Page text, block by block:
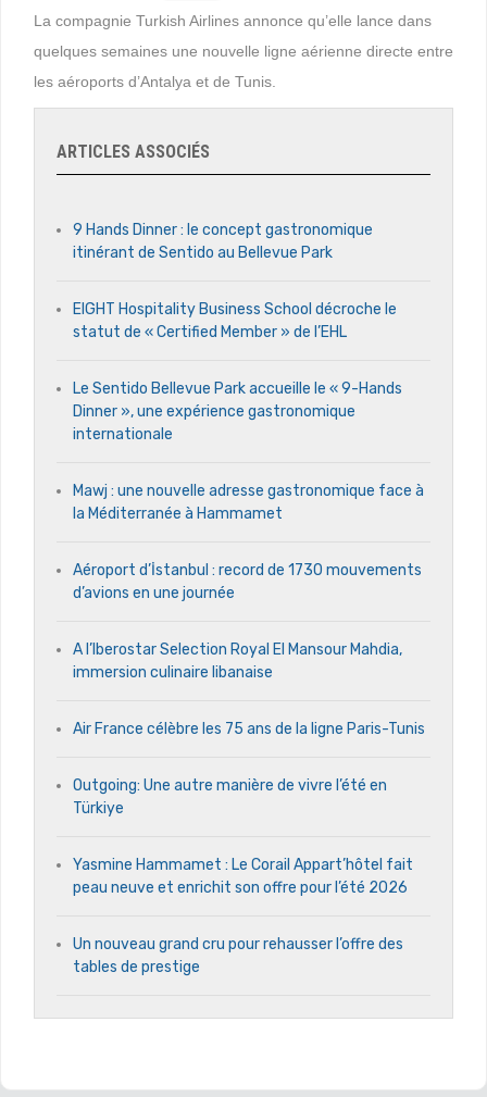
La compagnie Turkish Airlines annonce qu’elle lance dans
quelques semaines une nouvelle ligne aérienne directe entre
les aéroports d’Antalya et de Tunis.
ARTICLES ASSOCIÉS
9 Hands Dinner : le concept gastronomique
itinérant de Sentido au Bellevue Park
EIGHT Hospitality Business School décroche le
statut de « Certified Member » de l’EHL
Le Sentido Bellevue Park accueille le « 9-Hands
Dinner », une expérience gastronomique
internationale
Mawj : une nouvelle adresse gastronomique face à
la Méditerranée à Hammamet
Aéroport d’İstanbul : record de 1730 mouvements
d’avions en une journée
A l’Iberostar Selection Royal El Mansour Mahdia,
immersion culinaire libanaise
Air France célèbre les 75 ans de la ligne Paris-Tunis
Outgoing: Une autre manière de vivre l’été en
Türkiye
Yasmine Hammamet : Le Corail Appart’hôtel fait
peau neuve et enrichit son offre pour l’été 2026
Un nouveau grand cru pour rehausser l’offre des
tables de prestige